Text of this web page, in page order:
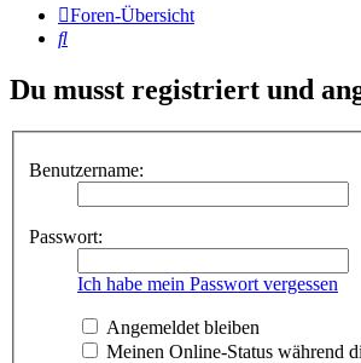
Foren-Übersicht
Suche
Du musst registriert und
Benutzername:
Passwort:
Ich habe mein Passwort vergessen
Angemeldet bleiben
Meinen Online-Status während